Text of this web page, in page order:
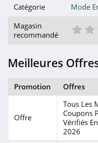
Catégorie
Mode
Magasin
recommandé
1
Meilleures
Promotion Offres
Offre
Tous Les
Coupons
Vérifiés
2026